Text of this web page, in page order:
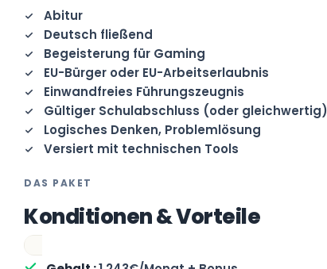
Abitur
Deutsch fließend
Begeisterung für Gaming
EU-Bürger oder EU-Arbeitserlaubnis
Einwandfreies Führungszeugnis
Gültiger Schulabschluss (oder gleichwertig)
Logisches Denken, Problemlösung
Versiert mit technischen Tools
DAS PAKET
Konditionen & Vorteile